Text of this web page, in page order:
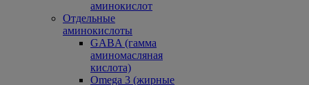
аминокислот
Отдельные
аминокислоты
GABA (гамма
аминомасляная
кислота)
Omega 3 (жирные